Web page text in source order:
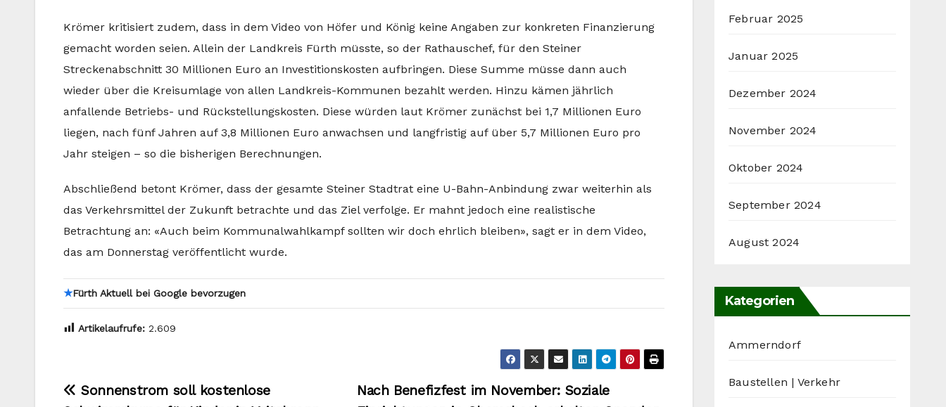
Krömer kritisiert zudem, dass in dem Video von Höfer und König keine Angaben zur konkreten Finanzierung
gemacht worden seien. Allein der Landkreis Fürth müsste, so der Rathauschef, für den Steiner
Streckenabschnitt 30 Millionen Euro an Investitionskosten aufbringen. Diese Summe müsse dann auch
wieder über die Kreisumlage von allen Landkreis-Kommunen bezahlt werden. Hinzu kämen jährlich
anfallende Betriebs- und Rückstellungskosten. Diese würden laut Krömer zunächst bei 1,7 Millionen Euro
liegen, nach fünf Jahren auf 3,8 Millionen Euro anwachsen und langfristig auf über 5,7 Millionen Euro pro
Jahr steigen – so die bisherigen Berechnungen.
Abschließend betont Krömer, dass der gesamte Steiner Stadtrat eine U-Bahn-Anbindung zwar weiterhin als
das Verkehrsmittel der Zukunft betrachte und das Ziel verfolge. Er mahnt jedoch eine realistische
Betrachtung an: «Auch beim Kommunalwahlkampf sollten wir doch ehrlich bleiben», sagt er in dem Video,
das am Donnerstag veröffentlicht wurde.
★Fürth Aktuell bei Google bevorzugen
Artikelaufrufe: 2.609
Beitragsnavigation
Nach Benefizfest im November: Soziale
Sonnenstrom soll kostenlose
Februar 2025
Januar 2025
Dezember 2024
November 2024
Oktober 2024
September 2024
August 2024
Kategorien
Ammerndorf
Baustellen | Verkehr